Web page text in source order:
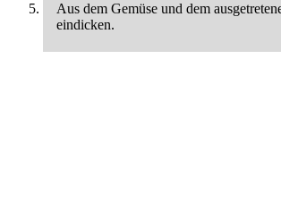
Aus dem Gemüse und dem
eindicken.